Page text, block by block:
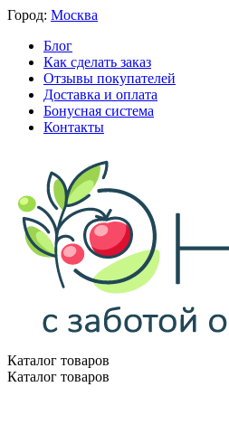
Город: Москва
Блог
Как сделать заказ
Отзывы покупателей
Доставка и оплата
Бонусная система
Контакты
Каталог товаров
Каталог товаров